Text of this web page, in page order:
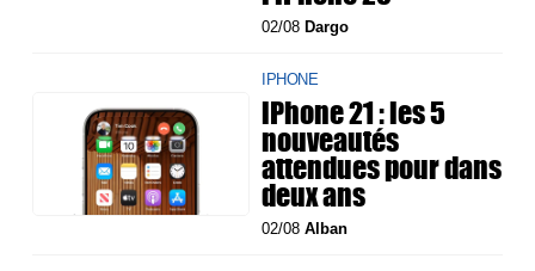
02/08 Dargo
IPHONE
iPhone 21 : les 5
nouveautés
attendues pour dans
deux ans
02/08Alban